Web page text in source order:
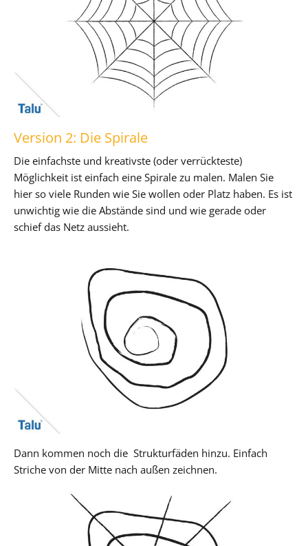
Version 2: Die Spirale
Die einfachste und kreativste (oder verrückteste)
Möglichkeit ist einfach eine Spirale zu malen. Malen Sie
hier so viele Runden wie Sie wollen oder Platz haben. Es ist
unwichtig wie die Abstände sind und wie gerade oder
schief das Netz aussieht.
Dann kommen noch die Strukturfäden hinzu. Einfach
Striche von der Mitte nach außen zeichnen.